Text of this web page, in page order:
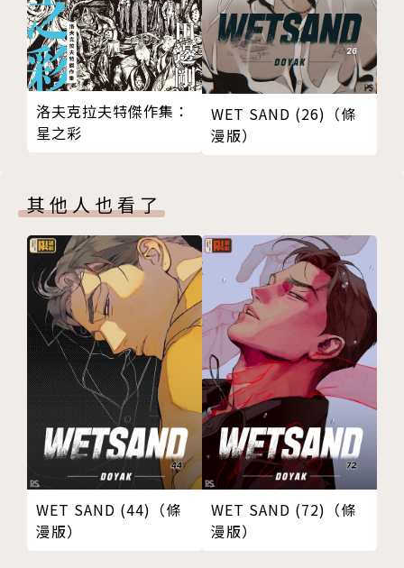
洛夫克拉夫特傑作集：
星之彩
WET SAND (26)（條
漫版）
其他人也看了
WET SAND (44)（條
漫版）
WET SAND (72)（條
漫版）